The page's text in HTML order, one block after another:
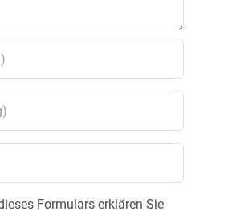
Formulars erklären Sie